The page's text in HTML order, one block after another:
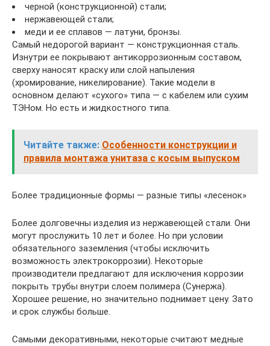
черной (конструкционной) стали;
нержавеющей стали;
меди и ее сплавов — латуни, бронзы.
Самый недорогой вариант — конструкционная сталь.
Изнутри ее покрывают антикоррозионным составом,
сверху наносят краску или слой напыления
(хромирование, никелирование). Такие модели в
основном делают «сухого» типа — с кабелем или сухим
ТЭНом. Но есть и жидкостного типа.
Читайте также: Особенности конструкции и
правила монтажа унитаза с косым выпуском
Более традиционные формы — разные типы «лесенок»
Более долговечны изделия из нержавеющей стали. Они
могут прослужить 10 лет и более. Но при условии
обязательного заземления (чтобы исключить
возможность электрокоррозии). Некоторые
производители предлагают для исключения коррозии
покрыть трубы внутри слоем полимера (Сунержа).
Хорошее решение, но значительно поднимает цену. Зато
и срок службы больше.
Самыми декоративными, некоторые считают медные